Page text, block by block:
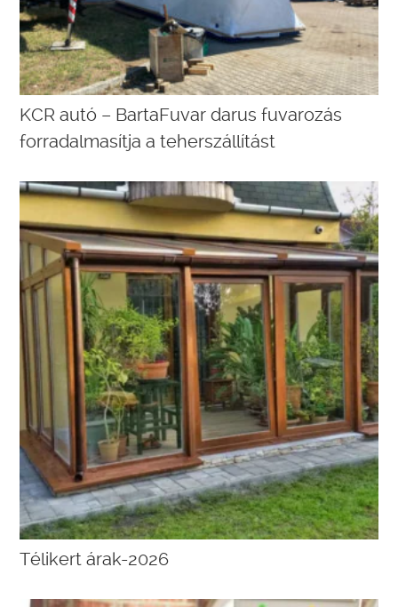
KCR autó – BartaFuvar darus fuvarozás
forradalmasítja a teherszállítást
Télikert árak-2026